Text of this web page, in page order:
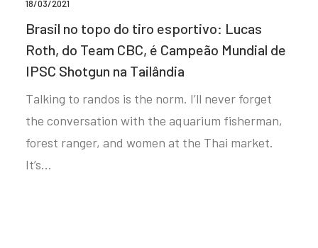
18/03/2021
Brasil no topo do tiro esportivo: Lucas
Roth, do Team CBC, é Campeão Mundial de
IPSC Shotgun na Tailândia
Talking to randos is the norm. I’ll never forget
the conversation with the aquarium fisherman,
forest ranger, and women at the Thai market.
It’s…